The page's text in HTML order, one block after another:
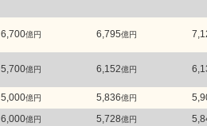
6,700億円 6,795億円
5,700億円 6,152億円
5,000億円 5,836億円
6,000億円 5,728億円